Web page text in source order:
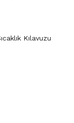
Kılavuzu